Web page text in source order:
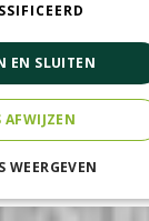
Aster
EN SLUITEN
AFWIJZEN
WEERGEVEN